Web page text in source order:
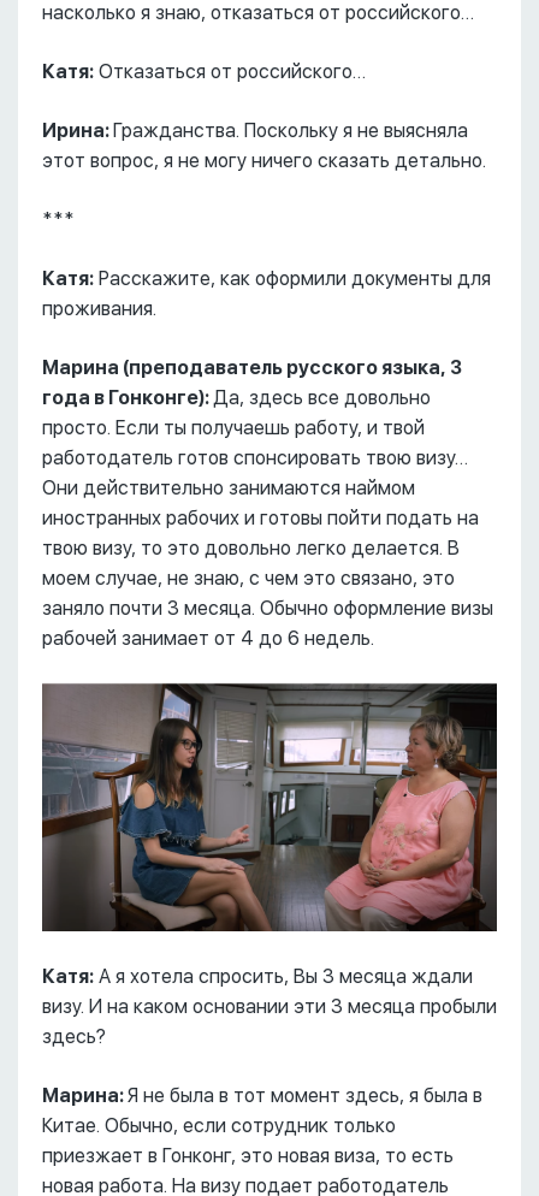
насколько я знаю, отказаться от российского…
Катя: Отказаться от российского…
Ирина:Гражданства. Поскольку я не выясняла
этот вопрос, я не могу ничего сказать детально.
***
Катя: Расскажите, как оформили документы для
проживания.
Марина (преподаватель русского языка, 3
года в Гонконге):Да, здесь все довольно
просто. Если ты получаешь работу, и твой
работодатель готов спонсировать твою визу…
Они действительно занимаются наймом
иностранных рабочих и готовы пойти подать на
твою визу, то это довольно легко делается. В
моем случае, не знаю, с чем это связано, это
заняло почти 3 месяца. Обычно оформление визы
рабочей занимает от 4 до 6 недель.
Катя: А я хотела спросить, Вы 3 месяца ждали
визу. И на каком основании эти 3 месяца пробыли
здесь?
Марина:Я не была в тот момент здесь, я была в
Китае. Обычно, если сотрудник только
приезжает в Гонконг, это новая виза, то есть
новая работа. На визу подает работодатель